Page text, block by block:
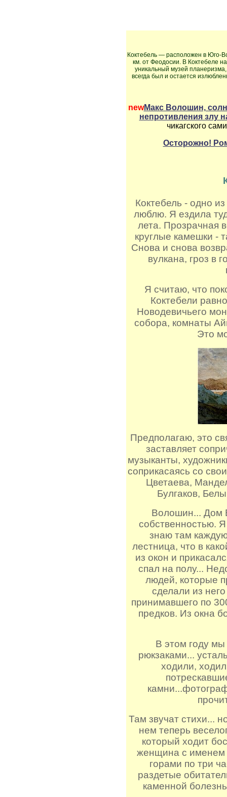
Коктебель — расположен в Юго-
км. от Феодосии. В Коктебеле
уникальный музей
всегда был и остается
newМакс Волошин,
непротивления злу
чикагского
Осторожно!
Коктебель - одно
люблю. Я ездила
лета. Прозрачная
круглые камешки -
Снова и снова
вулкана, гроз в
Я считаю, что
Коктебели
Новодевичьего
собора, комнаты
Это
Предполагаю, это
заставляет
музыканты,
соприкасаясь со
Цветаева,
Булгаков,
Волошин... Дом
собственностью.
знаю там
лестница, что в
из окон и
спал на полу...
людей, которые
сделали из
принимавшего по
предков. Из окна
В этом году
рюкзаками...
ходили,
Там звучат стихи...
нем теперь
который ходит
женщина с именем
горами по три
раздетые
каменной